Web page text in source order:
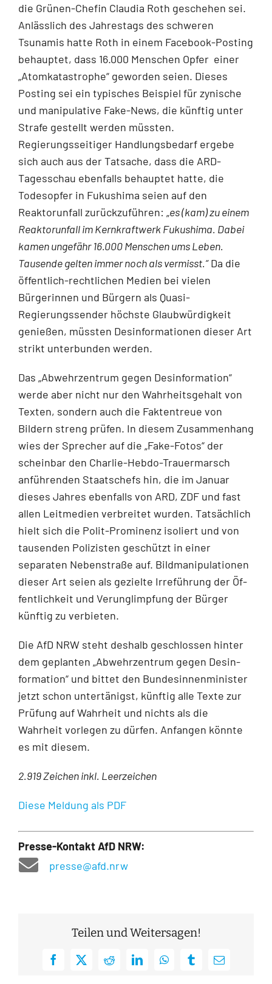
die Grünen-Chefin Claudia Roth geschehen sei.
Anlässlich des Jahrestags des schweren
Tsunamis hatte Roth in einem Facebook-Posting
behauptet, dass 16.000 Menschen Opfer einer
„Atomkatastrophe“ geworden seien. Dieses
Posting sei ein typisches Beispiel für zynische
und manipulative Fake-News, die künftig unter
Strafe gestellt werden müssten.
Regierungsseitiger Hand­lungsbedarf ergebe
sich auch aus der Tatsache, dass die ARD-
Tagesschau ebenfalls behauptet hat­te, die
Todesopfer in Fukushima seien auf den
Reaktorunfall zurückzuführen: „es (kam) zu einem
Reaktorunfall im Kernkraftwerk Fukushima. Dabei
kamen ungefähr 16.000 Menschen ums Leben.
Tausende gelten immer noch als vermisst.“Da die
öffentlich-rechtlichen Medien bei vielen
Bürgerin­nen und Bürgern als Quasi-
Regierungssender höchste Glaubwürdigkeit
genießen, müssten Desin­formationen dieser Art
strikt unterbunden werden.
Das „Abwehrzentrum gegen Desinformation“
werde aber nicht nur den Wahrheitsgehalt von
Texten, sondern auch die Faktentreue von
Bildern streng prüfen. In diesem Zusammenhang
wies der Spre­cher auf die „Fake-Fotos“ der
scheinbar den Charlie-Hebdo-Trauermarsch
anführenden Staatschefs hin, die im Januar
dieses Jahres ebenfalls von ARD, ZDF und fast
allen Leitmedien verbreitet wur­den. Tatsächlich
hielt sich die Polit-Prominenz isoliert und von
tausenden Polizisten geschützt in ei­ner
separaten Nebenstraße auf. Bildmanipulationen
dieser Art seien als gezielte Irreführung der Öf­
fentlichkeit und Verunglimpfung der Bürger
künftig zu verbieten.
Die AfD NRW steht deshalb geschlossen hinter
dem geplanten „Abwehrzentrum gegen Desin­
formation“ und bittet den Bundesinnenminister
jetzt schon untertänigst, künftig alle Texte zur
Prüfung auf Wahrheit und nichts als die
Wahrheit vorlegen zu dürfen. Anfangen könnte
es mit diesem.
2.919 Zeichen inkl. Leerzeichen
Diese Meldung als PDF
Presse-Kontakt AfD NRW:
presse@afd.nrw
Teilen und Weitersagen!
Facebook
X RedditLinkedInWhatsAppTumblrE-